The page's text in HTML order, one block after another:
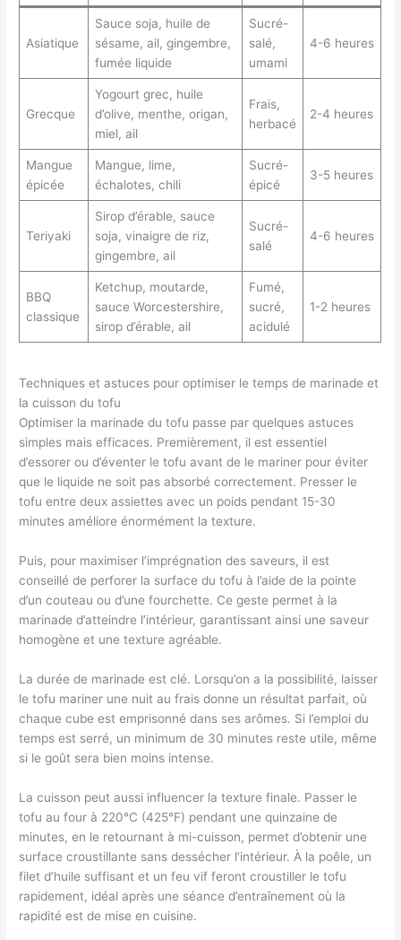
Asiatique
Sauce soja, huile de
sésame, ail, gingembre,
fumée liquide
Sucré-
salé,
umami
4-6 heures
Grecque
Yogourt grec, huile
d’olive, menthe, origan,
miel, ail
Frais,
herbacé
2-4 heures
Mangue
épicée
Mangue, lime,
échalotes, chili
Sucré-
épicé
3-5 heures
Teriyaki
Sirop d’érable, sauce
soja, vinaigre de riz,
gingembre, ail
Sucré-
salé
4-6 heures
BBQ
classique
Ketchup, moutarde,
sauce Worcestershire,
sirop d’érable, ail
Fumé,
sucré,
acidulé
1-2 heures
Techniques et astuces pour optimiser le temps de marinade et
la cuisson du tofu
Optimiser la marinade du tofu passe par quelques astuces
simples mais efficaces. Premièrement, il est essentiel
d’essorer ou d’éventer le tofu avant de le mariner pour éviter
que le liquide ne soit pas absorbé correctement. Presser le
tofu entre deux assiettes avec un poids pendant 15-30
minutes améliore énormément la texture.
Puis, pour maximiser l’imprégnation des saveurs, il est
conseillé de perforer la surface du tofu à l’aide de la pointe
d’un couteau ou d’une fourchette. Ce geste permet à la
marinade d’atteindre l’intérieur, garantissant ainsi une saveur
homogène et une texture agréable.
La durée de marinade est clé. Lorsqu’on a la possibilité, laisser
le tofu mariner une nuit au frais donne un résultat parfait, où
chaque cube est emprisonné dans ses arômes. Si l’emploi du
temps est serré, un minimum de 30 minutes reste utile, même
si le goût sera bien moins intense.
La cuisson peut aussi influencer la texture finale. Passer le
tofu au four à 220°C (425°F) pendant une quinzaine de
minutes, en le retournant à mi-cuisson, permet d’obtenir une
surface croustillante sans dessécher l’intérieur. À la poêle, un
filet d’huile suffisant et un feu vif feront croustiller le tofu
rapidement, idéal après une séance d’entraînement où la
rapidité est de mise en cuisine.